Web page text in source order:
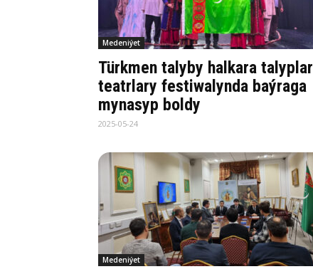
Medeniýet
Türkmen talyby halkara talyplar
teatrlary festiwalynda baýraga
mynasyp boldy
2025-05-24
Medeniýet